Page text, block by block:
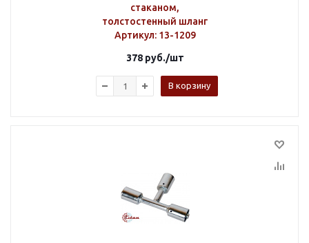
стаканом,
толстостенный шланг
Артикул: 13-1209
378руб./шт
В корзину